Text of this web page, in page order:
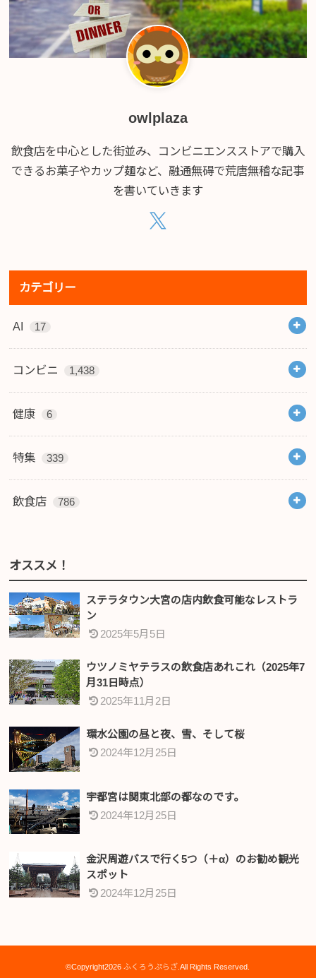
owlplaza
飲食店を中心とした街並み、コンビニエンスストアで購入
できるお菓子やカップ麺など、融通無碍で荒唐無稽な記事
を書いていきます
カテゴリー
AI 17
コンビニ 1,438
健康 6
特集 339
飲食店 786
オススメ！
ステラタウン大宮の店内飲食可能なレストラ
ン
2025年5月5日
ウツノミヤテラスの飲食店あれこれ（2025年7
月31日時点）
2025年11月2日
環水公園の昼と夜、雪、そして桜
2024年12月25日
宇都宮は関東北部の都なのです。
2024年12月25日
金沢周遊バスで行く5つ（＋α）のお勧め観光
スポット
2024年12月25日
©Copyright2026ふくろうぷらざ .All Rights Reserved.